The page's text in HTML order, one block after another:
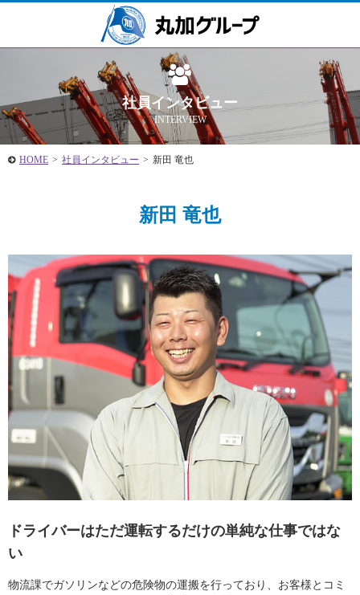
社員インタビュー
INTERVIEW
HOME > 社員インタビュー > 新田 竜也
新田 竜也
ドライバーはただ運転するだけの単純な仕事ではな
い
物流課でガソリンなどの危険物の運搬を行っており、お客様とコミ